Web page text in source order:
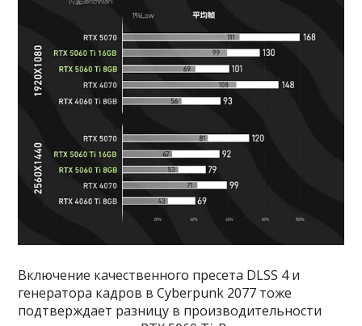
Включение качественного пресета DLSS 4 и
генератора кадров в Cyberpunk 2077 тоже
подтверждает разницу в производительности